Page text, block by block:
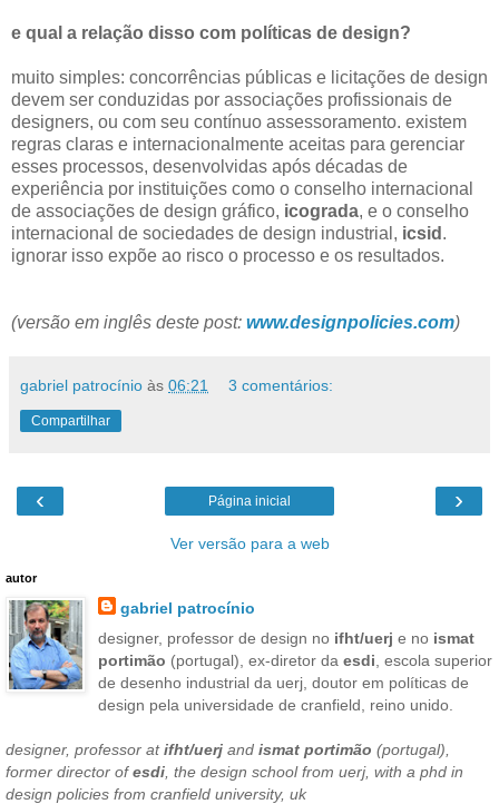
e qual a relação disso com políticas de design?
muito simples: concorrências públicas e licitações de design
devem ser conduzidas por associações profissionais de
designers, ou com seu contínuo assessoramento. existem
regras claras e internacionalmente aceitas para gerenciar
esses processos, desenvolvidas após décadas de
experiência por instituições como o conselho internacional
de associações de design gráfico, icograda, e o conselho
internacional de sociedades de design industrial, icsid .
ignorar isso expõe ao risco o processo e os resultados.
(versão em inglês deste post: www.designpolicies.com)
gabriel patrocínio às 06:21 3 comentários:
Compartilhar
‹ ›
Página inicial
Ver versão para a web
autor
gabriel patrocínio
designer, professor de design no ifht/uerj e no ismat
portimão (portugal), ex-diretor da esdi , escola superior
de desenho industrial da uerj, doutor em políticas de
design pela universidade de cranfield, reino unido.
designer, professor atifht/uerj and ismat portimão (portugal),
former director ofesdi , the design school from uerj, with a phd in
design policies from cranfield university, uk